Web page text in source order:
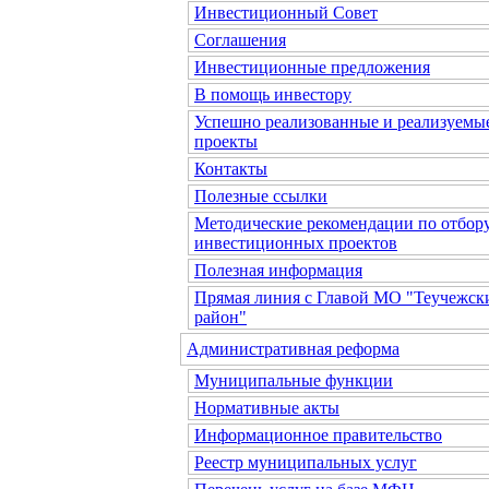
Инвестиционный Совет
Соглашения
Инвестиционные предложения
В помощь инвестору
Успешно реализованные и
проекты
Контакты
Полезные ссылки
Методические рекомендации по
инвестиционных проектов
Полезная информация
Прямая линия с Главой МО
район"
Административная реформа
Муниципальные функции
Нормативные акты
Информационное правительство
Реестр муниципальных услуг